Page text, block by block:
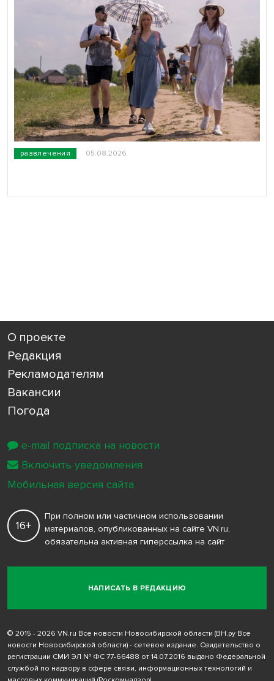
развлечения 05.08.2026
О проекте
Редакция
Рекламодателям
Вакансии
Погода
НАПИСАТЬ В РЕДАКЦИЮ
16+
При полном или частичном использовании
материалов, опубликованных на сайте VN.ru,
обязательна активная гиперссылка на сайт
© 2015 - 2026 VN.ru Все новости Новосибирской области (ВН.ру Все
новости Новосибирской области) - сетевое издание. Свидетельство о
регистрации СМИ ЭЛ № ФС 77-66488 от 14.07.2016 выдано Федеральной
службой по надзору в сфере связи, информационных технологий и
e-mail подписка на новости
Включить уведомления
Мобильная версия сайта